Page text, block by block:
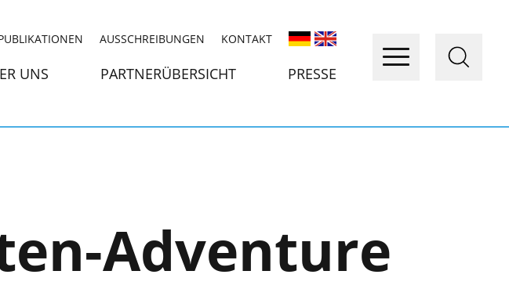
AUSSCHREIBUNGEN KONTAKT
UNS PARTNERÜBERSICHT PRESSE
Adventure